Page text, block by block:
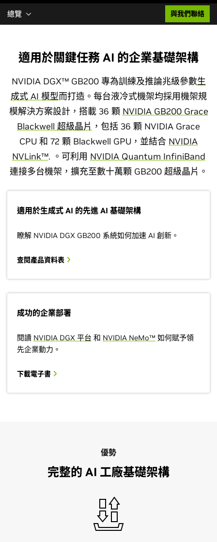
總覽 與我們聯絡
適用於關鍵任務 AI 的企業基礎架構
NVIDIA DGX™ GB200 專為訓練及推論兆級參數生
成式 AI 模型而打造。每台液冷式機架均採用機架規
模解決方案設計，搭載 36 顆 NVIDIA GB200 Grace
Blackwell 超級晶片 ，包括 36 顆 NVIDIA Grace
CPU 和 72 顆 Blackwell GPU，並結合 NVIDIA
NVLink™. 。可利用 NVIDIA Quantum InfiniBand
連接多台機架，擴充至數十萬顆 GB200 超級晶片。
適用於生成式 AI 的先進 AI 基礎架構
瞭解 NVIDIA DGX GB200 系統如何加速 AI 創新。
查閱產品資料表
成功的企業部署
閱讀 NVIDIA DGX 平台 和 NVIDIA NeMo™ 如何賦予領
先企業動力。
下載電子書
優勢
完整的 AI 工廠基礎架構